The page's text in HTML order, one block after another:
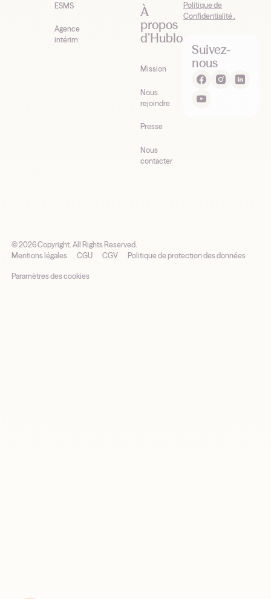
ESMS
Agence
intérim
À
propos
d’Hublo
Mission
Nous
rejoindre
Presse
Nous
contacter
Politique de
Confidentialité .
Suivez-
nous
©2026Copyright. All Rights Reserved.
Mentions légales
CGU CGV Politique de protection des données
Paramètres des cookies